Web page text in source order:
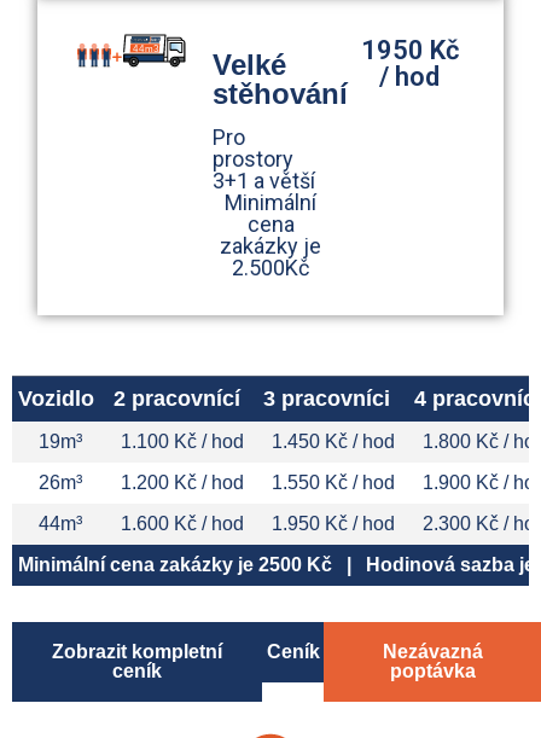
Velké
stěhování
Pro
prostory
3+1 a větší
Minimální
cena
zakázky je
2.500Kč
1950 Kč
/ hod
Vozidlo 2 pracovnící 3 pracovníci 4 pracovníci
Minimální cena zakázky je 2500 Kč | Hodinová sazba
19m³ 1.100 Kč / hod 1.450 Kč / hod
1.800 Kč /
26m³
1.200 Kč / hod 1.550 Kč / hod
1.900 Kč /
44m³
1.600 Kč / hod 1.950 Kč / hod 2.300 Kč /
Zobrazit kompletní
ceník
Ceník
Nezávazná
poptávka